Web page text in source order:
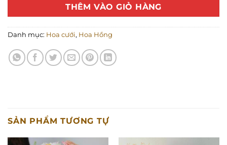
THÊM VÀO GIỎ HÀNG
Danh mục: Hoa cưới, Hoa Hồng
SẢN PHẨM TƯƠNG TỰ